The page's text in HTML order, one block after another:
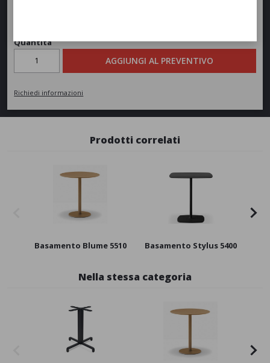
Quantità
AGGIUNGI AL PREVENTIVO
Richiedi informazioni
Prodotti correlati
Basamento Blume 5510 Basamento Stylus 5400
Nella stessa categoria